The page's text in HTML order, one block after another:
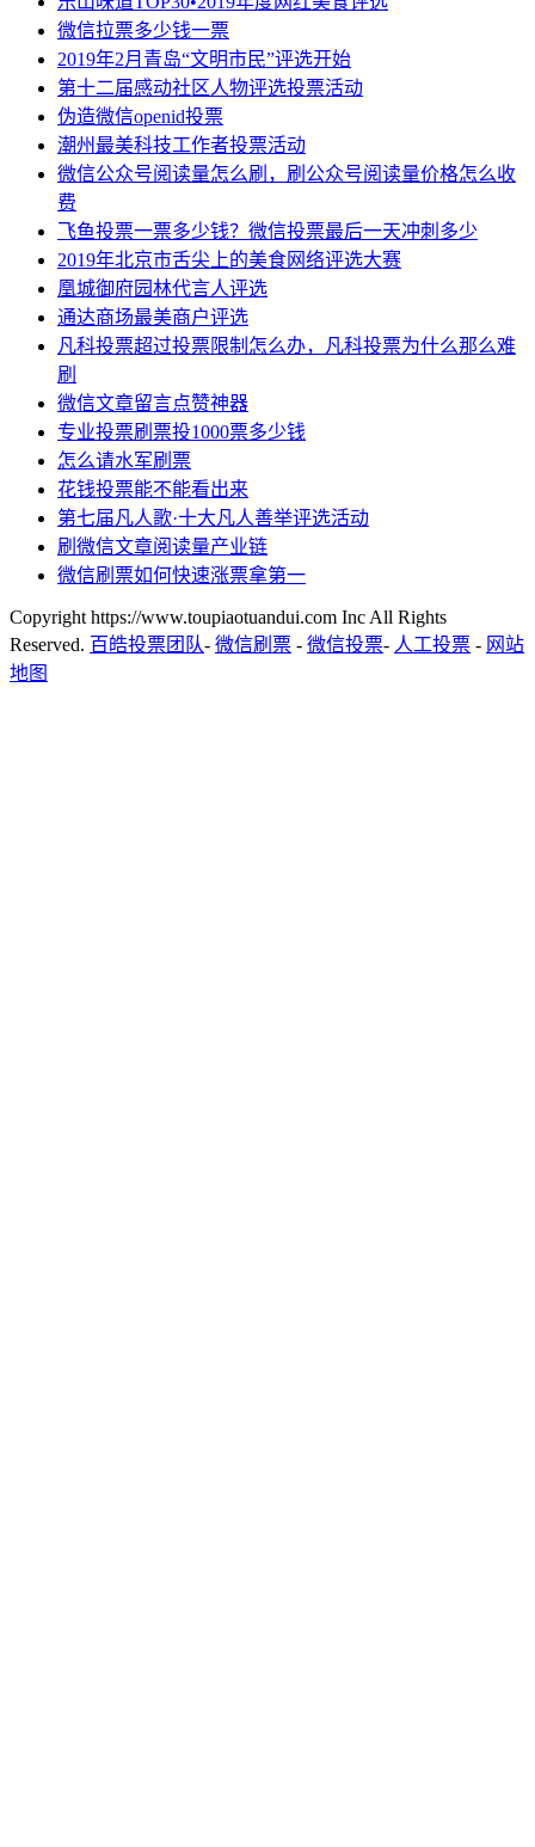
微信拉票多少钱一票
2019年2月青岛“文明市民”评选开始
第十二届感动社区人物评选投票活动
伪造微信openid投票
潮州最美科技工作者投票活动
微信公众号阅读量怎么刷，刷公众号阅读量价格怎么收
费
飞鱼投票一票多少钱？微信投票最后一天冲刺多少
2019年北京市舌尖上的美食网络评选大赛
凰城御府园林代言人评选
通达商场最美商户评选
凡科投票超过投票限制怎么办，凡科投票为什么那么难
刷
微信文章留言点赞神器
专业投票刷票投1000票多少钱
怎么请水军刷票
花钱投票能不能看出来
第七届凡人歌·十大凡人善举评选活动
刷微信文章阅读量产业链
微信刷票如何快速涨票拿第一
Copyright https://www.toupiaotuandui.com Inc All Rights
Reserved. 百皓投票团队- 微信刷票 - 微信投票- 人工投票 - 网站
地图